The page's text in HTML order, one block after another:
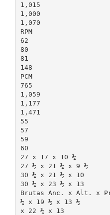
1,015
1,000
1,070
RPM
62
80
81
148
PCM
765
1,059
1,177
1,471
55
57
59
60
27 x 17 x 10 ¼
27 ½ x 21 ¼ x 9 ½
30 ¾ x 21 ½ x 10
30 ¼ x 23 ½ x 13
Brutas Anc. x Alt. x
¼ x 19 ½ x 13 ½
x 22 ¾ x 13